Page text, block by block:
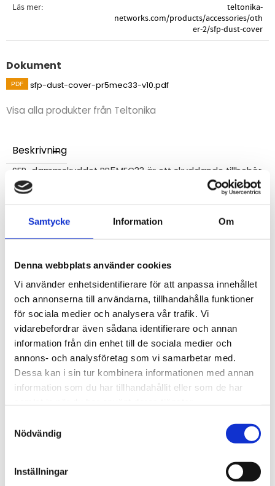
Samtycke Information Om
Denna webbplats använder cookies
Vi använder enhetsidentifierare för att anpassa innehållet
och annonserna till användarna, tillhandahålla funktioner
för sociala medier och analysera vår trafik. Vi
vidarebefordrar även sådana identifierare och annan
information från din enhet till de sociala medier och
annons- och analysföretag som vi samarbetar med.
Dessa kan i sin tur kombinera informationen med annan
information som du har tillhandahållit eller som de har
Nödvändig
Inställningar
Läs mer
teltonika-
networks.com/products/accessories/oth
er-2/sfp-dust-cover
Dokument
sfp-dust-cover-pr5mec33-v10.pdf
Visa alla produkter från Teltonika
Beskrivning
SFP-dammskyddet PR5MEC33 är ett skyddande tillbehör
för Teltonika-enheter, designat för att förhindra damm
och smuts i oanvända SFP-portar. Med sin slitstarka
silikonkonstruktion och enkla montering är det ett
STÄLL EN FRÅGA OM PRODUKTEN
Specifikationer
Omdömen
Du